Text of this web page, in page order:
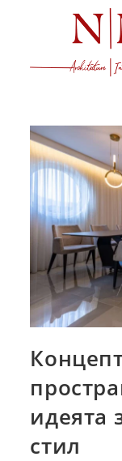
идеята
стил